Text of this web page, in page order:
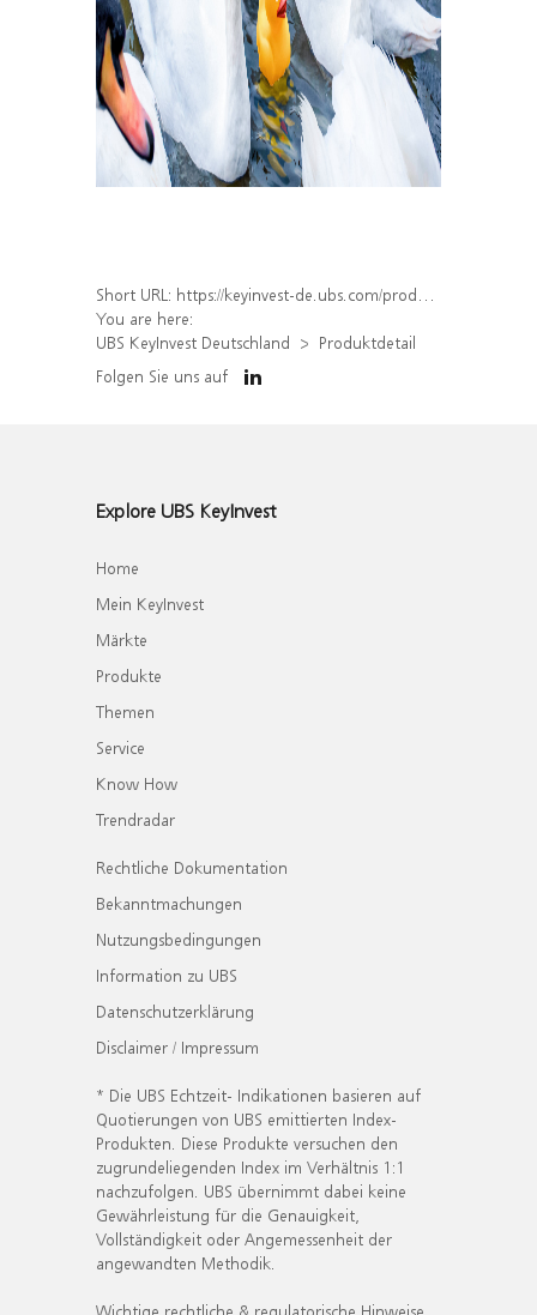
Short URL: https://keyinvest-de.ubs.com/produkt/detail/index/isin/DE000WA6LB15
You are here:
UBS KeyInvest Deutschland
Produktdetail
Folgen Sie uns auf
Explore UBS KeyInvest
Home
Mein KeyInvest
Märkte
Produkte
Themen
Service
Know How
Trendradar
Rechtliche Dokumentation
Bekanntmachungen
Nutzungsbedingungen
Information zu UBS
Datenschutzerklärung
Disclaimer / Impressum
* Die UBS Echtzeit- Indikationen basieren auf
Quotierungen von UBS emittierten Index-
Produkten. Diese Produkte versuchen den
zugrundeliegenden Index im Verhältnis 1:1
nachzufolgen. UBS übernimmt dabei keine
Gewährleistung für die Genauigkeit,
Vollständigkeit oder Angemessenheit der
angewandten Methodik.